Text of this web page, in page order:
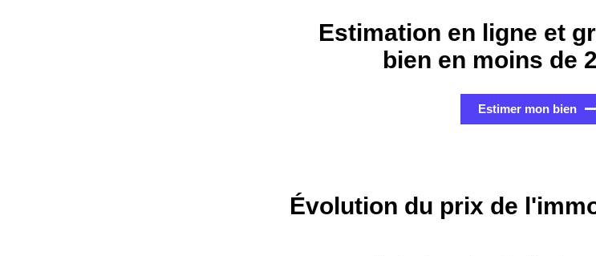
Estimation en ligne et
bien en moins de
Estimer mon bien
Évolution du prix de